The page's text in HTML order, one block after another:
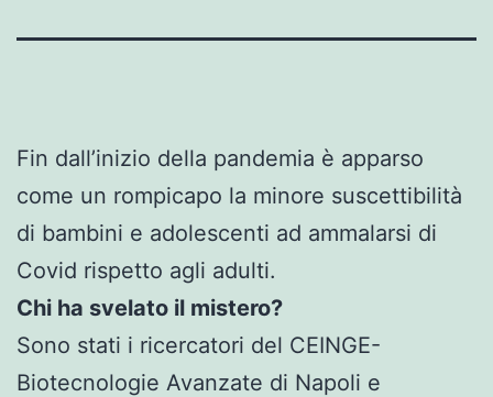
Fin dall’inizio della pandemia è apparso
come un rompicapo la minore suscettibilità
di bambini e adolescenti ad ammalarsi di
Covid rispetto agli adulti.
Chi ha svelato il mistero?
Sono stati i ricercatori del CEINGE-
Biotecnologie Avanzate di Napoli e